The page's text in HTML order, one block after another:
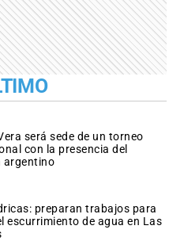
será sede de un torneo
con la presencia del
argentino
preparan trabajos para
escurrimiento de agua en Las